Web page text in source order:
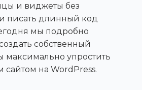
и виджеты без
писать длинный код
мы подробно
собственный
максимально упростить
сайтом на WordPress.